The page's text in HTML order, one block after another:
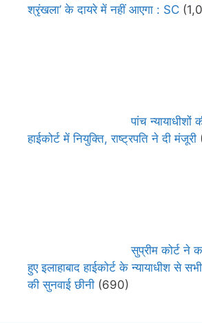
श्रृंखला’ के दायरे में नहीं आएगा : SC
पांच न्यायाधीशों
हाईकोर्ट में नियुक्ति, राष्ट्रपति ने दी मंजूरी
सुप्रीम कोर्ट ने
हुए इलाहाबाद हाईकोर्ट के न्यायाधीश से
की सुनवाई छीनी (690)